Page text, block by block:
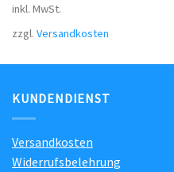
inkl. MwSt.
zzgl. Versandkosten
KUNDENDIENST
Versandkosten
Widerrufsbelehrung